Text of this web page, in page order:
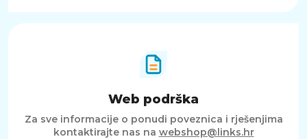
Web podrška
Za sve informacije o ponudi poveznica i rješenjima
kontaktirajte nas na webshop@links.hr